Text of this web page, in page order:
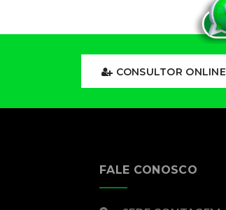
CONSULTOR ONLINE
FALE CONOSCO